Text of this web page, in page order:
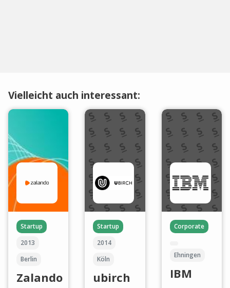
Vielleicht auch interessant:
Startup
2013
Berlin
Zalando
Startup
2014
Köln
ubirch
Corporate
Ehningen
IBM